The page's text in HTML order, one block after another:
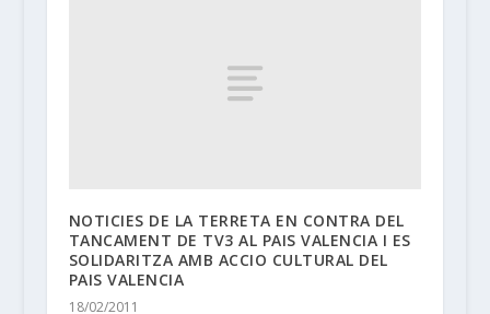
NOTICIES DE LA TERRETA EN CONTRA DEL
TANCAMENT DE TV3 AL PAIS VALENCIA I ES
SOLIDARITZA AMB ACCIO CULTURAL DEL
PAIS VALENCIA
18/02/2011